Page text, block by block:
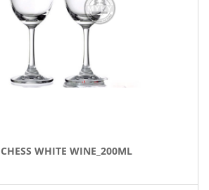
WHITE WINE_200ML